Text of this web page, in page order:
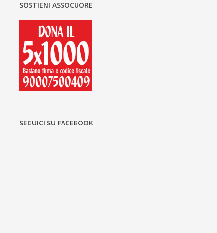
SOSTIENI ASSOCUORE
SEGUICI SU FACEBOOK